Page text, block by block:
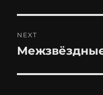
NEXT
Next